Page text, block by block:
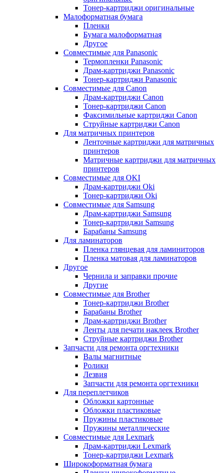
Тонер-картриджи оригинальные
Малоформатная бумага
Пленки
Бумага малоформатная
Другое
Совместимые для Panasonic
Термопленки Panasonic
Драм-картриджи Panasonic
Тонер-картриджи Panasonic
Совместимые для Canon
Драм-картриджи Canon
Тонер-картриджи Canon
Факсимильные картриджи Canon
Струйные картриджи Canon
Для матричных принтеров
Ленточные картриджи для матричных
принтеров
Матричные картриджи для матричных
принтеров
Совместимые для OKI
Драм-картриджи Oki
Тонер-картриджи Oki
Совместимые для Samsung
Драм-картриджи Samsung
Тонер-картриджи Samsung
Барабаны Samsung
Для ламинаторов
Пленка глянцевая для ламиниторов
Пленка матовая для ламинаторов
Другое
Чернила и заправки прочие
Другие
Совместимые для Brother
Тонер-картриджи Brother
Барабаны Brother
Драм-картриджи Brother
Ленты для печати наклеек Brother
Струйные картриджи Brother
Запчасти для ремонта оргтехники
Валы магнитные
Ролики
Лезвия
Запчасти для ремонта оргтехники
Для переплетчиков
Обложки картонные
Обложки пластиковые
Пружины пластиковые
Пружины металлические
Совместимые для Lexmark
Драм-картриджи Lexmark
Тонер-картриджи Lexmark
Широкоформатная бумага